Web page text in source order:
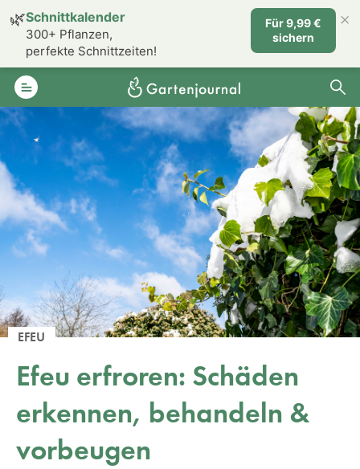
EFEU
Efeu erfroren: Schäden
erkennen, behandeln &
vorbeugen
🌿Schnittkalender
300+ Pflanzen,
perfekte Schnittzeiten!
Für 9,99 €
sichern
×